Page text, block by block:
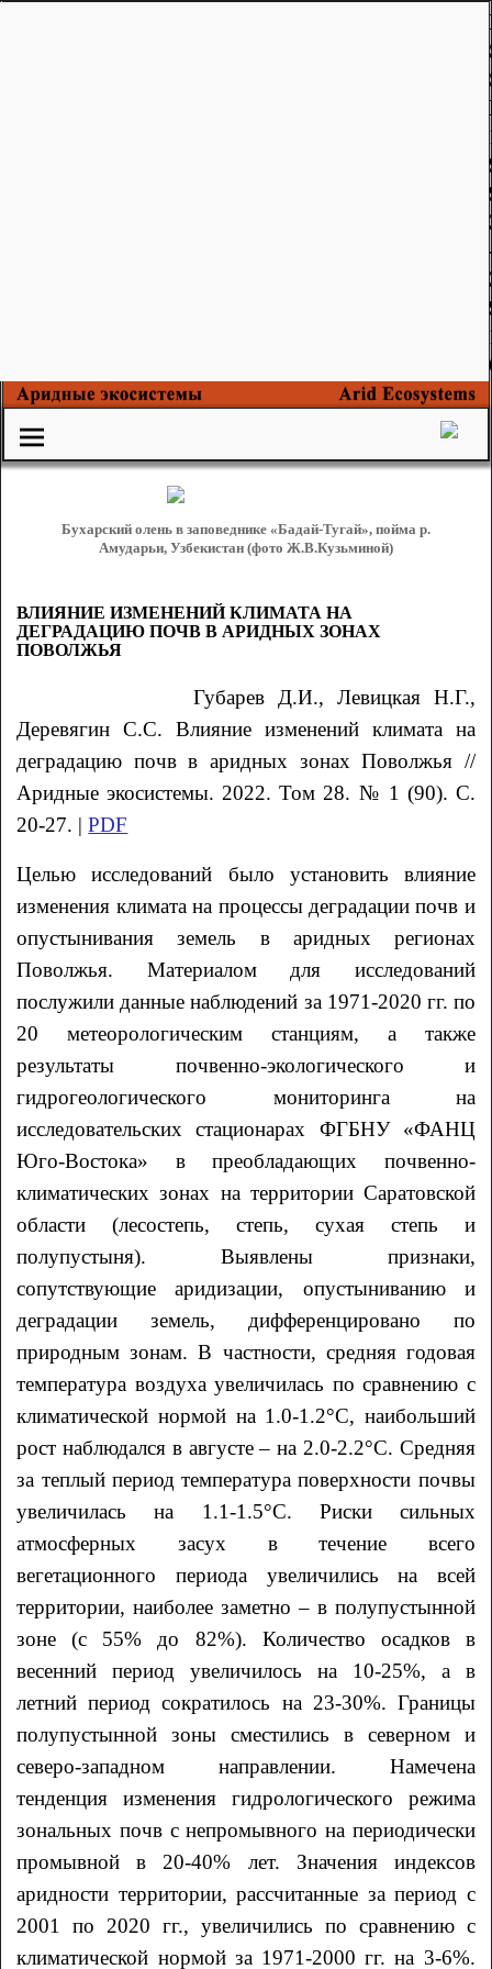
Бухарский олень в заповеднике «Бадай-Тугай», пойма р.
Амударьи, Узбекистан (фото Ж.В.Кузьминой)
ВЛИЯНИЕ ИЗМЕНЕНИЙ КЛИМАТА НА
ДЕГРАДАЦИЮ ПОЧВ В АРИДНЫХ ЗОНАХ
ПОВОЛЖЬЯ
Губарев Д.И., Левицкая Н.Г.,
ДеревягинС.С. Влияние изменений климата на
деградацию почв в аридных зонах Поволжья //
Аридные экосистемы. 2022. Том 28. № 1 (90). С.
20-27. |PDF
Целью исследований было установить влияние
изменения климата на процессы деградации почв и
опустынивания земель в аридных регионах
Поволжья. Материалом для исследований
послужили данные наблюдений за 1971-2020 гг. по
20 метеорологическим станциям, а также
результаты почвенно-экологического и
гидрогеологического мониторинга на
исследовательских стационарах ФГБНУ «ФАНЦ
Юго-Востока» в преобладающих почвенно-
климатических зонах на территории Саратовской
области (лесостепь, степь, сухая степь и
полупустыня). Выявлены признаки,
сопутствующие аридизации, опустыниванию и
деградации земель, дифференцировано по
природным зонам. В частности, средняя годовая
температура воздуха увеличилась по сравнению с
климатической нормой на 1.0-1.2°С, наибольший
рост наблюдался в августе – на 2.0-2.2°С. Средняя
за теплый период температура поверхности почвы
увеличилась на 1.1-1.5°С. Риски сильных
атмосферных засух в течение всего
вегетационного периода увеличились на всей
территории, наиболее заметно – в полупустынной
зоне (с 55% до 82%). Количество осадков в
весенний период увеличилось на 10-25%, а в
летний период сократилось на 23-30%. Границы
полупустынной зоны сместились в северном и
северо-западном направлении. Намечена
тенденция изменения гидрологического режима
зональных почв с непромывного на периодически
промывной в 20-40% лет. Значения индексов
аридности территории, рассчитанные за период с
2001 по 2020 гг., увеличились по сравнению с
климатической нормой за 1971-2000 гг. на 3-6%.